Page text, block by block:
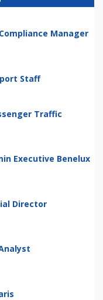
Manager
Staff
Traffic
Executive Benelux
Director